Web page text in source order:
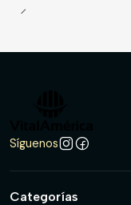
Síguenos
Categorías